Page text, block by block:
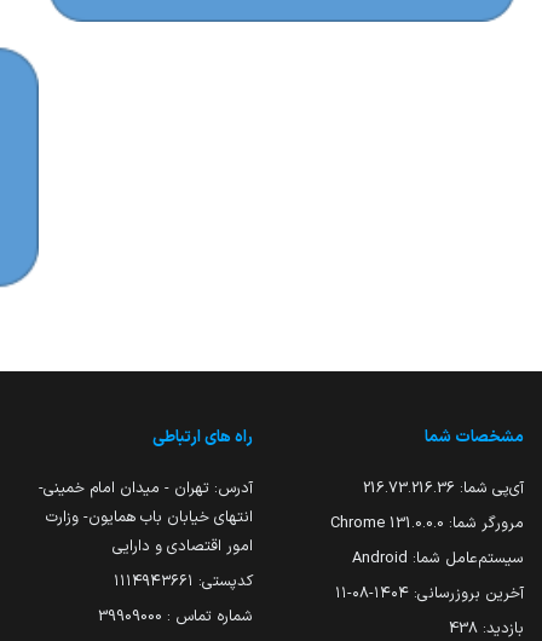
مشخصات شما
آی‌پی شما: 216.73.216.36
مرورگر شما: 131.0.0.0 Chrome
سیستم‌عامل شما: Android
آخرین بروزرسانی: ۱۴۰۴-۰۸-۱۱
بازدید: 438
راه های ارتباطی
آدرس: تهران - میدان امام خمینی-
انتهای خیابان باب همایون- وزارت
امور اقتصادی و دارایی
کدپستی: ۱۱۱۴۹۴۳۶۶۱
شماره تماس : 39909000